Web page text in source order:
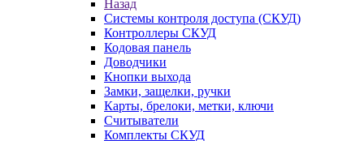
Назад
Системы контроля доступа (СКУД)
Контроллеры СКУД
Кодовая панель
Доводчики
Кнопки выхода
Замки, защелки, ручки
Карты, брелоки, метки, ключи
Считыватели
Комплекты СКУД